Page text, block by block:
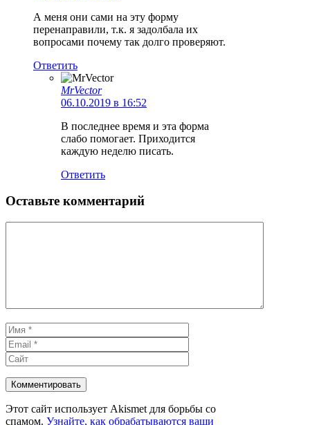
А меня они сами на эту форму
перенаправили, т.к. я задолбала их
вопросами почему так долго проверяют.
Ответить
MrVector
06.10.2019 в 16:52
В последнее время и эта форма
слабо помогает. Приходится
каждую неделю писать.
Ответить
Оставьте комментарий
Имя
Этот сайт использует Akismet для борьбы со
спамом. Узнайте, как обрабатываются ваши